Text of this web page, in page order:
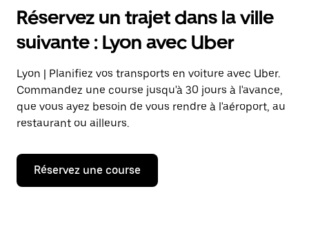
Réservez un trajet dans la ville
suivante : Lyon avec Uber
Lyon | Planifiez vos transports en voiture avec Uber.
Commandez une course jusqu'à 30 jours à l'avance,
que vous ayez besoin de vous rendre à l'aéroport, au
restaurant ou ailleurs.
Réservez une course